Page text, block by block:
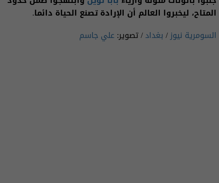
المتاح، ليخبروا العالم أن الإرادة تصنع الحياة دائما.
السومرية نيوز/بغداد/ تصوير:علي جاسم